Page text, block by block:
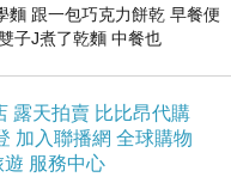
電腦展，明基佳世
域如下：
麵 跟一包巧克力餅乾 早餐便
子J煮了乾麵 中餐也
露天拍賣 比比昂代購
加入聯播網 全球購物
遊 服務中心